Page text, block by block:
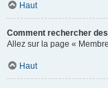
Haut
Comment rechercher
Allez sur la page «
Haut